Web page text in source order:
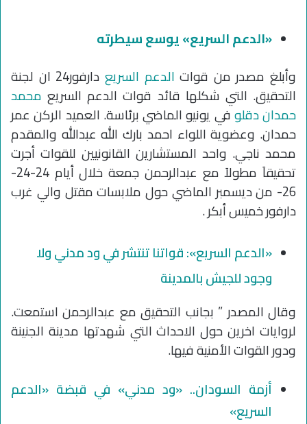
«الدعم السريع» يوسع سيطرته
وأبلغ مصدر من قوات الدعم السريع
دارفور24 ان لجنة
التحقيق. التي شكلها قائد قوات الدعم السريعمحمد
حمدان دقلوفي يونيو الماضي برئاسة. العميد الركن عمر
حمدان. وعضوية اللواء احمد بارك الله عبدالله والمقدم
محمد ناجي. واحد المستشارين القانونيين للقوات أجرت
تحقيقاَ مطولاَ مع عبدالرحمن جمعة خلال أيام 24-24-
26- من ديسمبر الماضي حول ملابسات مقتل والي غرب
دارفور خميس أبكر .
«الدعم السريع»: قواتنا تنتشر في ود مدني ولا
وجود للجيش بالمدينة
وقال المصدر ” بجانب التحقيق مع عبدالرحمن استمعت.
لروايات اخرين حول الاحداث التي شهدتها مدينة الجنينة
ودور القوات الأمنية فيها.
أزمة السودان.. «ود مدني» في قبضة «الدعم
السريع»